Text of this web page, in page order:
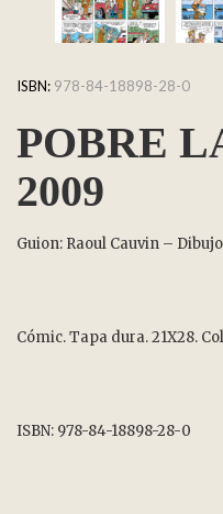
ISBN: 978-84-18898-28-0
POBRE
2009
Guion: Raoul Cauvin –
Cómic. Tapa dura. 21X28.
ISBN: 978-84-18898-28-0